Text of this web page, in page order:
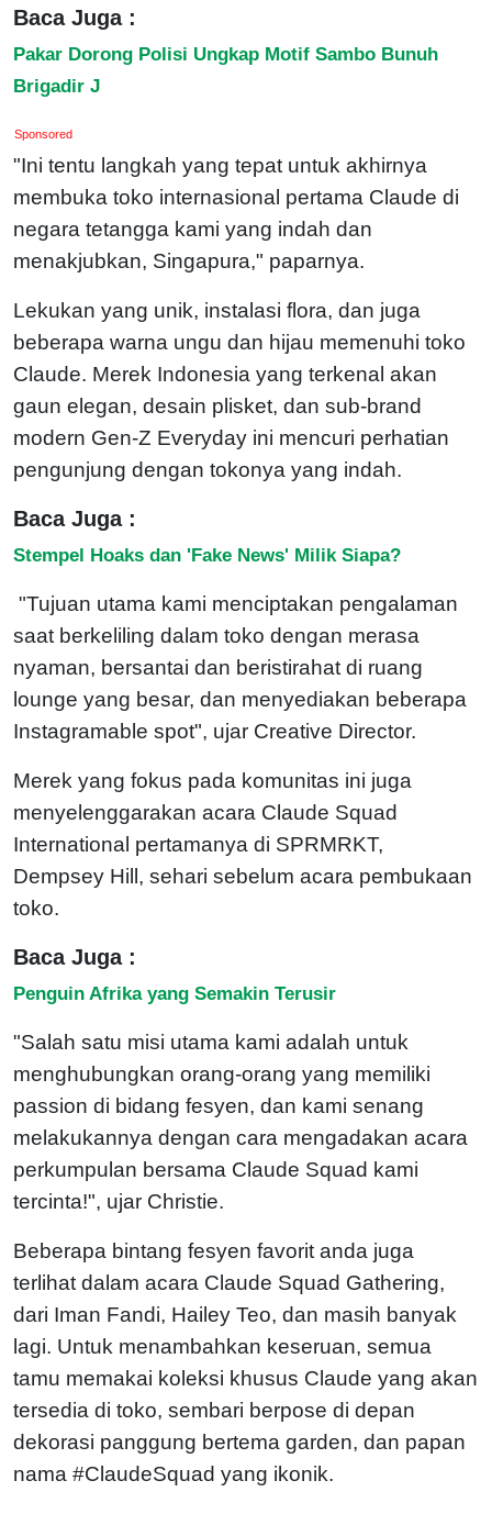
Baca Juga :
Pakar Dorong Polisi Ungkap Motif Sambo Bunuh
Brigadir J
Sponsored
"Ini tentu langkah yang tepat untuk akhirnya
membuka toko internasional pertama Claude di
negara tetangga kami yang indah dan
menakjubkan, Singapura," paparnya.
Lekukan yang unik, instalasi flora, dan juga
beberapa warna ungu dan hijau memenuhi toko
Claude. Merek Indonesia yang terkenal akan
gaun elegan, desain plisket, dan sub-brand
modern Gen-Z Everyday ini mencuri perhatian
pengunjung dengan tokonya yang indah.
Baca Juga :
Stempel Hoaks dan 'Fake News' Milik Siapa?
"Tujuan utama kami menciptakan pengalaman
saat berkeliling dalam toko dengan merasa
nyaman, bersantai dan beristirahat di ruang
lounge yang besar, dan menyediakan beberapa
Instagramable spot", ujar Creative Director.
Merek yang fokus pada komunitas ini juga
menyelenggarakan acara Claude Squad
International pertamanya di SPRMRKT,
Dempsey Hill, sehari sebelum acara pembukaan
toko.
Baca Juga :
Penguin Afrika yang Semakin Terusir
"Salah satu misi utama kami adalah untuk
menghubungkan orang-orang yang memiliki
passion di bidang fesyen, dan kami senang
melakukannya dengan cara mengadakan acara
perkumpulan bersama Claude Squad kami
tercinta!", ujar Christie.
Beberapa bintang fesyen favorit anda juga
terlihat dalam acara Claude Squad Gathering,
dari Iman Fandi, Hailey Teo, dan masih banyak
lagi. Untuk menambahkan keseruan, semua
tamu memakai koleksi khusus Claude yang akan
tersedia di toko, sembari berpose di depan
dekorasi panggung bertema garden, dan papan
nama #ClaudeSquad yang ikonik.